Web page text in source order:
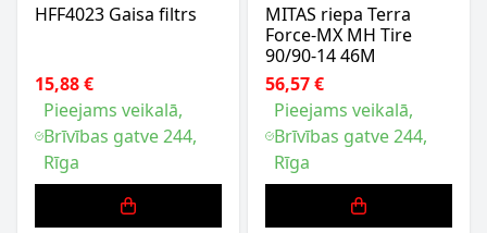
HFF4023 Gaisa filtrs
15,88 €
Pieejams veikalā,
Brīvības gatve 244,
Rīga
MITAS riepa Terra
Force-MX MH Tire
90/90-14 46M
56,57 €
Pieejams veikalā,
Brīvības gatve 244,
Rīga